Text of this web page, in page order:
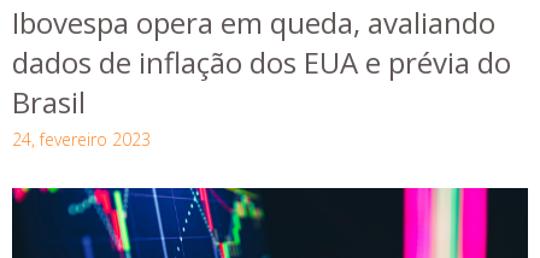
Ibovespa opera em queda, avaliando
dados de inflação dos EUA e prévia do
Brasil
24, fevereiro 2023